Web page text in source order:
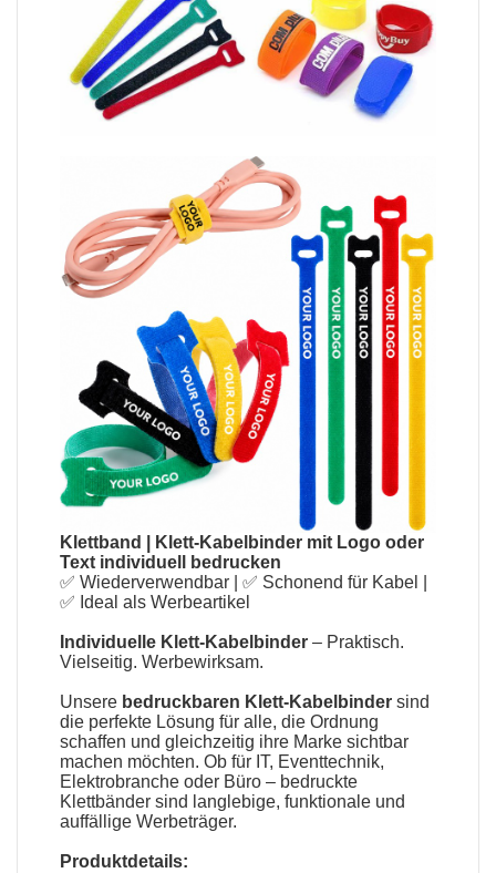
Klettband
Klett-Kabelbinder mit Logo oder
Text individuell bedrucken
✅ Wiederverwendbar | ✅ Schonend für Kabel |
✅ Ideal als Werbeartikel
Individuelle Klett-Kabelbinder – Praktisch.
Vielseitig. Werbewirksam.
Unsere bedruckbaren Klett-Kabelbinder sind
die perfekte Lösung für alle, die Ordnung
schaffen und gleichzeitig ihre Marke sichtbar
machen möchten. Ob für IT, Eventtechnik,
Elektrobranche oder Büro – bedruckte
Klettbänder sind langlebige, funktionale und
auffällige Werbeträger.
Produktdetails: